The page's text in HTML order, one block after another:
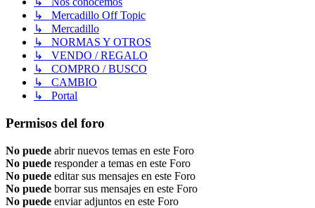
↳ Mercadillo Off Topic
↳ Mercadillo
↳ NORMAS Y OTROS
↳ VENDO / REGALO
↳ COMPRO / BUSCO
↳ CAMBIO
↳ Portal
Permisos del foro
No puede abrir nuevos temas en este Foro
No puede responder a temas en este Foro
No puede editar sus mensajes en este Foro
No puede borrar sus mensajes en este Foro
No puede enviar adjuntos en este Foro